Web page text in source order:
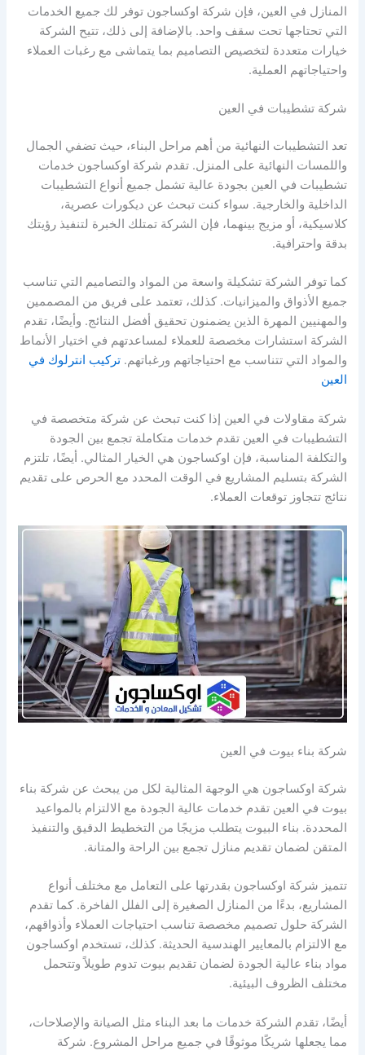
المنازل في العين، فإن شركة اوكساجون توفر لك جميع الخدمات
التي تحتاجها تحت سقف واحد. بالإضافة إلى ذلك، تتيح الشركة
خيارات متعددة لتخصيص التصاميم بما يتماشى مع رغبات العملاء
واحتياجاتهم العملية.
شركة تشطيبات في العين
تعد التشطيبات النهائية من أهم مراحل البناء، حيث تضفي الجمال
واللمسات النهائية على المنزل. تقدم شركة اوكساجون خدمات
تشطيبات في العين بجودة عالية تشمل جميع أنواع التشطيبات
الداخلية والخارجية. سواء كنت تبحث عن ديكورات عصرية،
كلاسيكية، أو مزيج بينهما، فإن الشركة تمتلك الخبرة لتنفيذ رؤيتك
بدقة واحترافية.
كما توفر الشركة تشكيلة واسعة من المواد والتصاميم التي تناسب
جميع الأذواق والميزانيات. كذلك، تعتمد على فريق من المصممين
والمهنيين المهرة الذين يضمنون تحقيق أفضل النتائج. وأيضًا، تقدم
الشركة استشارات مخصصة للعملاء لمساعدتهم في اختيار الأنماط
والمواد التي تتناسب مع احتياجاتهم ورغباتهم.تركيب انترلوك في
العين
شركة مقاولات في العين إذا كنت تبحث عن شركة متخصصة في
التشطيبات في العين تقدم خدمات متكاملة تجمع بين الجودة
والتكلفة المناسبة، فإن اوكساجون هي الخيار المثالي. أيضًا، تلتزم
الشركة بتسليم المشاريع في الوقت المحدد مع الحرص على تقديم
نتائج تتجاوز توقعات العملاء.
شركة بناء بيوت في العين
شركة اوكساجون هي الوجهة المثالية لكل من يبحث عن شركة بناء
بيوت في العين تقدم خدمات عالية الجودة مع الالتزام بالمواعيد
المحددة. بناء البيوت يتطلب مزيجًا من التخطيط الدقيق والتنفيذ
المتقن لضمان تقديم منازل تجمع بين الراحة والمتانة.
تتميز شركة اوكساجون بقدرتها على التعامل مع مختلف أنواع
المشاريع، بدءًا من المنازل الصغيرة إلى الفلل الفاخرة. كما تقدم
الشركة حلول تصميم مخصصة تناسب احتياجات العملاء وأذواقهم،
مع الالتزام بالمعايير الهندسية الحديثة. كذلك، تستخدم اوكساجون
مواد بناء عالية الجودة لضمان تقديم بيوت تدوم طويلاً وتتحمل
مختلف الظروف البيئية.
أيضًا، تقدم الشركة خدمات ما بعد البناء مثل الصيانة والإصلاحات،
مما يجعلها شريكًا موثوقًا في جميع مراحل المشروع. شركة